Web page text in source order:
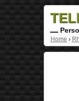
Home ›